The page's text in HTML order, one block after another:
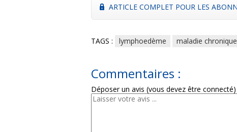
ARTICLE COMPLET POUR LES
TAGS : lymphoedème maladie chronique
Commentaires :
Déposer un avis (vous devez être connecté)